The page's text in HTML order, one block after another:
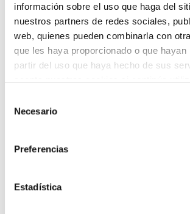
información sobre el uso que haga del
nuestros partners de redes sociales,
web, quienes pueden combinarla con
que les haya proporcionado o que hayan
partir del uso que haya hecho de sus
Necesario
Preferencias
Estadística